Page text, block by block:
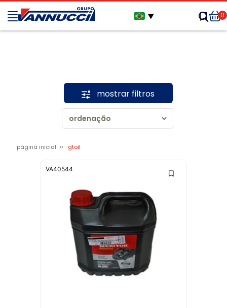
▼ 0
mostrar filtros
página inicial gtoil
VA40544